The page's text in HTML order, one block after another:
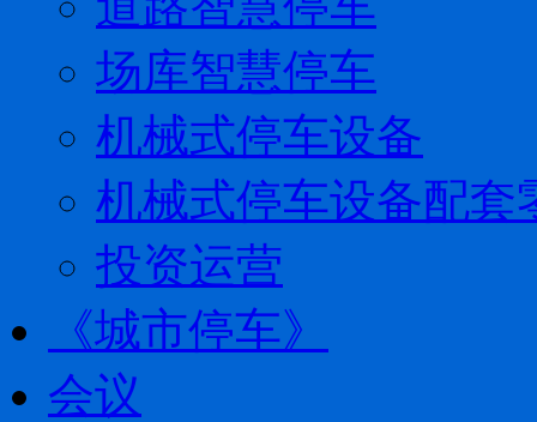
场库智慧停车
机械式停车设备
机械式停车设备配套
投资运营
《城市停车》
会议